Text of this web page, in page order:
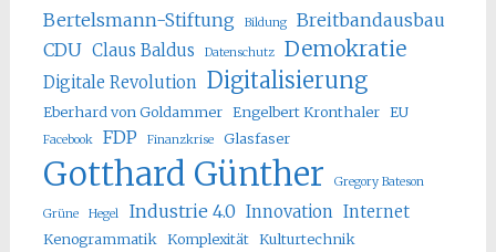
Bertelsmann-Stiftung Bildung
Breitbandausbau
CDU Claus Baldus Datenschutz Demokratie
Digitale Revolution Digitalisierung
Eberhard von Goldammer Engelbert Kronthaler EU
Facebook FDP Finanzkrise Glasfaser
Gotthard Günther Gregory Bateson
Grüne Hegel Industrie 4.0 Innovation Internet
Kenogrammatik Komplexität Kulturtechnik